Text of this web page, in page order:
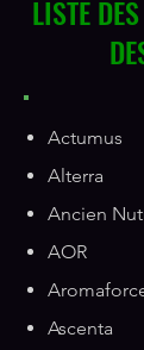
LISTE
Actumus
Alterra
Ancien
AOR
Ascenta